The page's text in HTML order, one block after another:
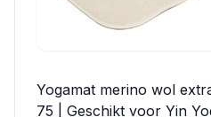
Yogamat merino wol
75 | Geschikt voor Yin